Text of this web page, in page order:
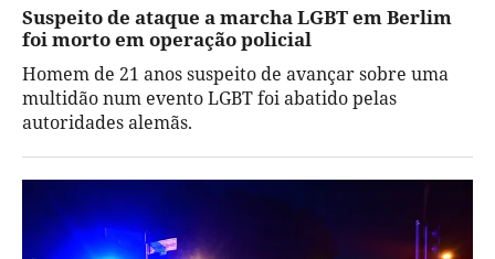
Suspeito de ataque a marcha LGBT em Berlim
foi morto em operação policial
Homem de 21 anos suspeito de avançar sobre uma
multidão num evento LGBT foi abatido pelas
autoridades alemãs.